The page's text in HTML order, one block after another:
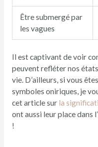
Être submergé par
les vagues
Il est captivant de voir
peuvent refléter nos
vie. D’ailleurs, si vous
symboles oniriques, je
cet article sur la
ont aussi leur place dans
!